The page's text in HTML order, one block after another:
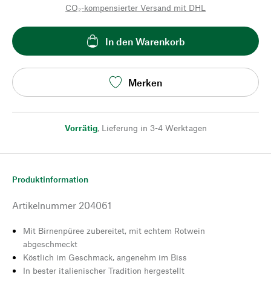
CO₂-kompensierter Versand mit DHL
In den Warenkorb
Merken
Vorrätig, Lieferung in 3-4 Werktagen
Produktinformation
Artikelnummer 204061
Mit Birnenpüree zubereitet, mit echtem Rotwein
abgeschmeckt
Köstlich im Geschmack, angenehm im Biss
In bester italienischer Tradition hergestellt